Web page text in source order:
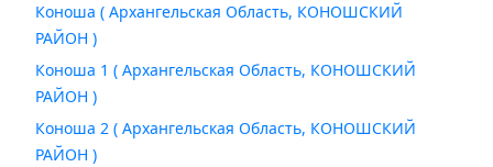
Коноша ( Архангельская Область, КОНОШСКИЙ
РАЙОН )
Коноша 1 ( Архангельская Область, КОНОШСКИЙ
РАЙОН )
Коноша 2 ( Архангельская Область, КОНОШСКИЙ
РАЙОН )